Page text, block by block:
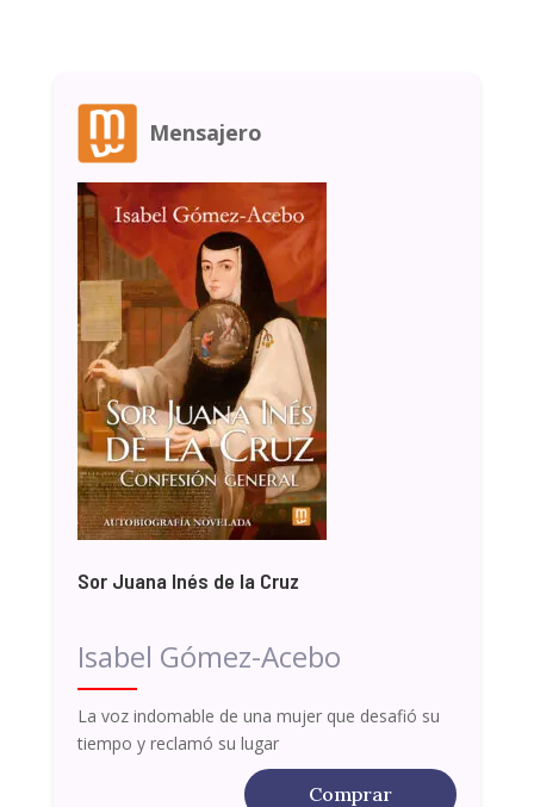
Mensajero
Sor Juana Inés de la Cruz
Isabel Gómez-Acebo
La voz indomable de una mujer que desafió su
tiempo y reclamó su lugar
Comprar